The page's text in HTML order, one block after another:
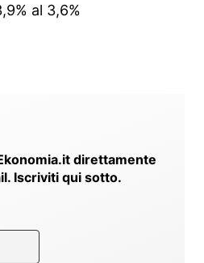
al 3,6%
direttamente
Iscriviti qui sotto.